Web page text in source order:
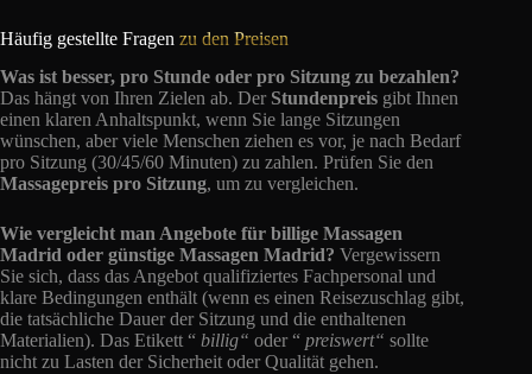
Häufig gestellte Fragen zu den Preisen
Was ist besser, pro Stunde oder pro Sitzung zu bezahlen?
Das hängt von Ihren Zielen ab. Der Stundenpreis gibt Ihnen
einen klaren Anhaltspunkt, wenn Sie lange Sitzungen
wünschen, aber viele Menschen ziehen es vor, je nach Bedarf
pro Sitzung (30/45/60 Minuten) zu zahlen. Prüfen Sie den
Massagepreis pro Sitzung, um zu vergleichen.
Wie vergleicht man Angebote für billige Massagen
Madrid oder günstige Massagen Madrid? Vergewissern
Sie sich, dass das Angebot qualifiziertes Fachpersonal und
klare Bedingungen enthält (wenn es einen Reisezuschlag gibt,
die tatsächliche Dauer der Sitzung und die enthaltenen
Materialien). Das Etikett “ billig“ oder “ preiswert“ sollte
nicht zu Lasten der Sicherheit oder Qualität gehen.